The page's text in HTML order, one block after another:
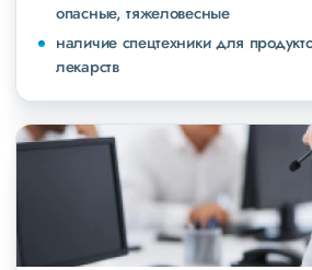
опасные, тяжеловесные
наличие спецтехники для
лекарств